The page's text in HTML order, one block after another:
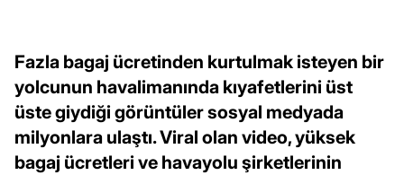
Fazla bagaj ücretinden kurtulmak isteyen bir
yolcunun havalimanında kıyafetlerini üst
üste giydiği görüntüler sosyal medyada
milyonlara ulaştı. Viral olan video, yüksek
bagaj ücretleri ve havayolu şirketlerinin